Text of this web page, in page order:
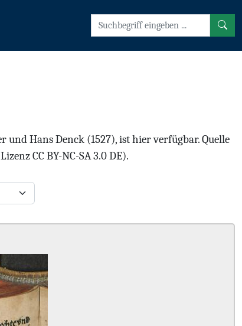
und Hans Denck (1527), ist hier verfügbar. Quelle
CC BY-NC-SA 3.0 DE).